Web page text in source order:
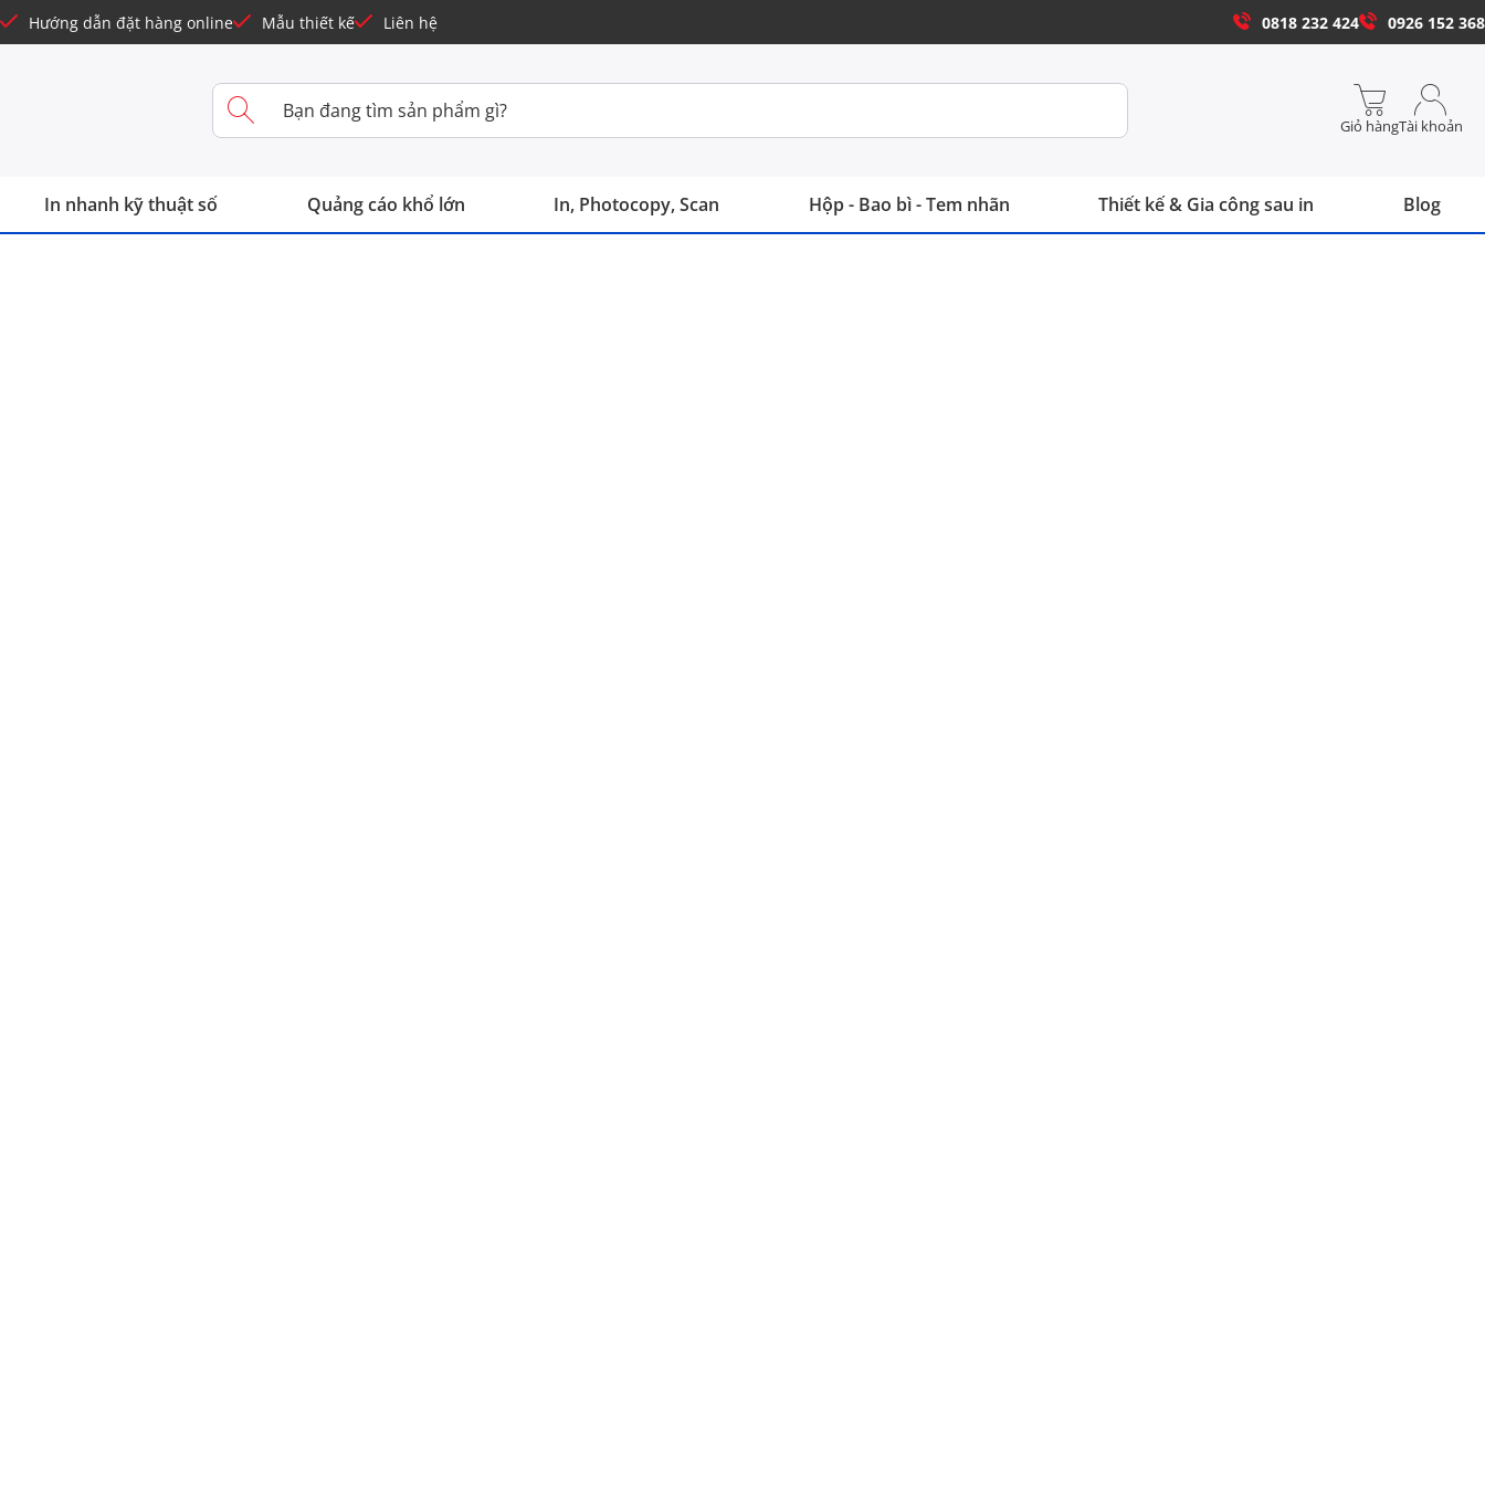
Hướng dẫn đặt hàng online Mẫu thiết kế Liên hệ 0818 232 424 0926 152 368
Giỏ hàngTài khoản
In nhanh kỹ thuật số Quảng cáo khổ lớn In, Photocopy, Scan Hộp - Bao bì - Tem nhãn Thiết kế & Gia công sau in Blog